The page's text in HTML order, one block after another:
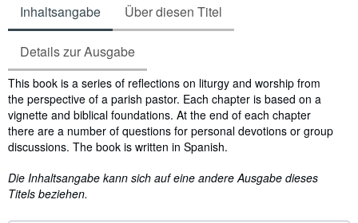
Inhaltsangabe Über diesen Titel
Details zur Ausgabe
Inhaltsangabe
This book is a series of reflections on liturgy and worship from
the perspective of a parish pastor. Each chapter is based on a
vignette and biblical foundations. At the end of each chapter
there are a number of questions for personal devotions or group
discussions. The book is written in Spanish.
Die Inhaltsangabe kann sich auf eine andere Ausgabe dieses
Titels beziehen.